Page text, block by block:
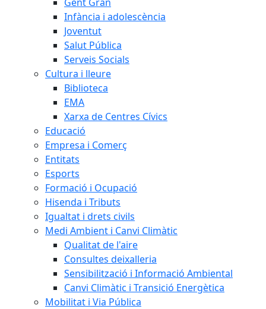
Infància i adolescència
Joventut
Salut Pública
Serveis Socials
Cultura i lleure
Biblioteca
EMA
Xarxa de Centres Cívics
Educació
Empresa i Comerç
Entitats
Esports
Formació i Ocupació
Hisenda i Tributs
Igualtat i drets civils
Medi Ambient i Canvi Climàtic
Qualitat de l'aire
Consultes deixalleria
Sensibilització i Informació Ambiental
Canvi Climàtic i Transició Energètica
Mobilitat i Via Pública